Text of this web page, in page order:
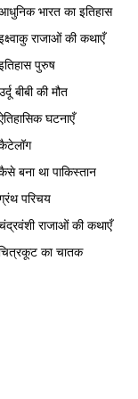
भारत का इतिहास
राजाओं की कथाएँ
पुरुष
बीबी की मौत
घटनाएँ
बना था पाकिस्तान
परिचय
राजाओं की कथाएँ
का चातक